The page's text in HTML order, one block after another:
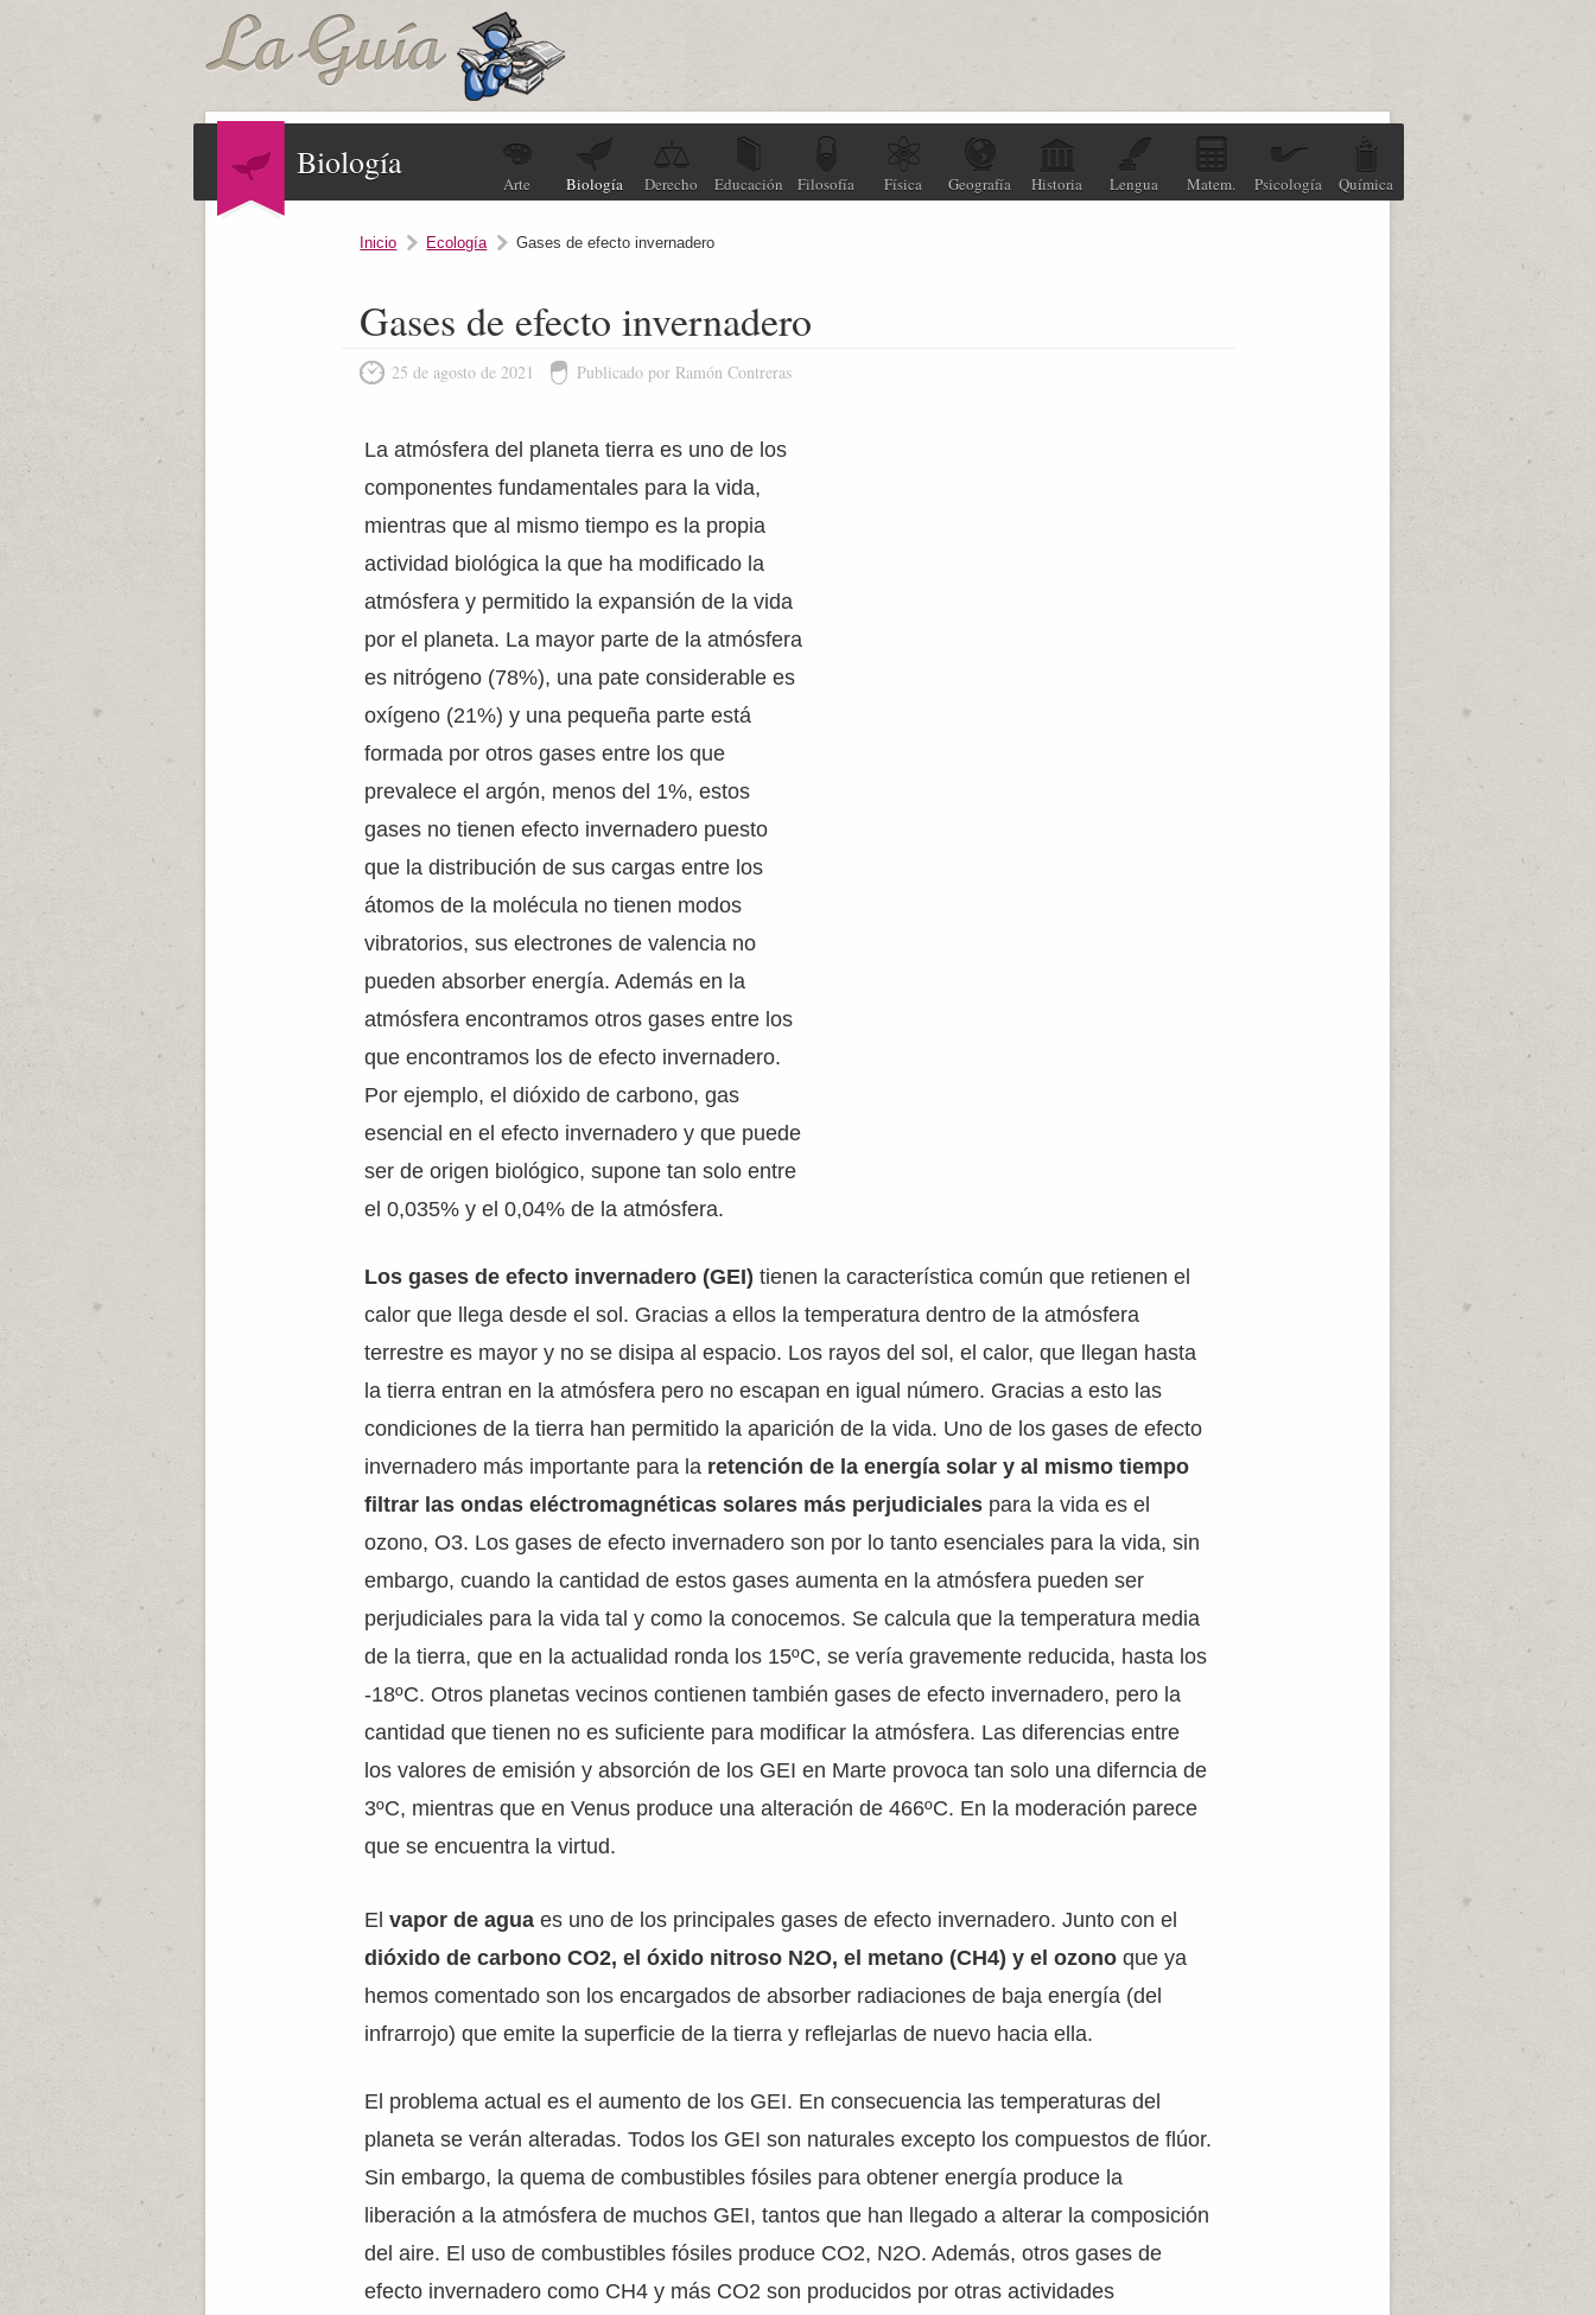
Biología
Arte Biología Derecho Educación Filosofía Física Geografía Historia Lengua Matem. Psicología Química
Inicio Ecología Gases de efecto invernadero
Gases de efecto invernadero
25 de agosto de 2021 Publicado por Ramón Contreras
La atmósfera del planeta tierra es uno de los
componentes fundamentales para la vida,
mientras que al mismo tiempo es la propia
actividad biológica la que ha modificado la
atmósfera y permitido la expansión de la vida
por el planeta. La mayor parte de la atmósfera
es nitrógeno (78%), una pate considerable es
oxígeno (21%) y una pequeña parte está
formada por otros gases entre los que
prevalece el argón, menos del 1%, estos
gases no tienen efecto invernadero puesto
que la distribución de sus cargas entre los
átomos de la molécula no tienen modos
vibratorios, sus electrones de valencia no
pueden absorber energía. Además en la
atmósfera encontramos otros gases entre los
que encontramos los de efecto invernadero.
Por ejemplo, el dióxido de carbono, gas
esencial en el efecto invernadero y que puede
ser de origen biológico, supone tan solo entre
el 0,035% y el 0,04% de la atmósfera.
Los gases de efecto invernadero (GEI) tienen la característica común que retienen el
calor que llega desde el sol. Gracias a ellos la temperatura dentro de la atmósfera
terrestre es mayor y no se disipa al espacio. Los rayos del sol, el calor, que llegan hasta
la tierra entran en la atmósfera pero no escapan en igual número. Gracias a esto las
condiciones de la tierra han permitido la aparición de la vida. Uno de los gases de efecto
invernadero más importante para la retención de la energía solar y al mismo tiempo
filtrar las ondas eléctromagnéticas solares más perjudiciales para la vida es el
ozono, O3. Los gases de efecto invernadero son por lo tanto esenciales para la vida, sin
embargo, cuando la cantidad de estos gases aumenta en la atmósfera pueden ser
perjudiciales para la vida tal y como la conocemos. Se calcula que la temperatura media
de la tierra, que en la actualidad ronda los 15ºC, se vería gravemente reducida, hasta los
-18ºC. Otros planetas vecinos contienen también gases de efecto invernadero, pero la
cantidad que tienen no es suficiente para modificar la atmósfera. Las diferencias entre
los valores de emisión y absorción de los GEI en Marte provoca tan solo una diferncia de
3ºC, mientras que en Venus produce una alteración de 466ºC. En la moderación parece
que se encuentra la virtud.
Elvapor de aguaes uno de los principales gases de efecto invernadero. Junto con el
dióxido de carbono CO2, el óxido nitroso N2O, el metano (CH4) y el ozono que ya
hemos comentado son los encargados de absorber radiaciones de baja energía (del
infrarrojo) que emite la superficie de la tierra y reflejarlas de nuevo hacia ella.
El problema actual es el aumento de los GEI. En consecuencia las temperaturas del
planeta se verán alteradas. Todos los GEI son naturales excepto los compuestos de flúor.
Sin embargo, la quema de combustibles fósiles para obtener energía produce la
liberación a la atmósfera de muchos GEI, tantos que han llegado a alterar la composición
del aire. El uso de combustibles fósiles produce CO2, N2O. Además, otros gases de
efecto invernadero como CH4 y más CO2 son producidos por otras actividades